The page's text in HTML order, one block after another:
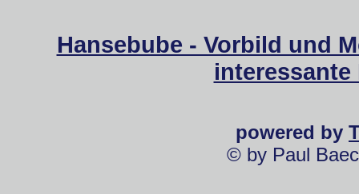
Hansebube - Vorbild und
powered by
© by Paul